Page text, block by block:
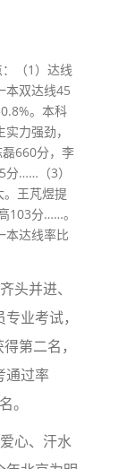
（1）达线
本双达线45
。本科
力强劲，
660分，李
分……（3）
王芃煜提
103分……。
本达线率比
头并进、
业考试，
第二名，
通过率
。
心、汗水